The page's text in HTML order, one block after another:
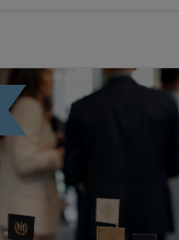
Loading...